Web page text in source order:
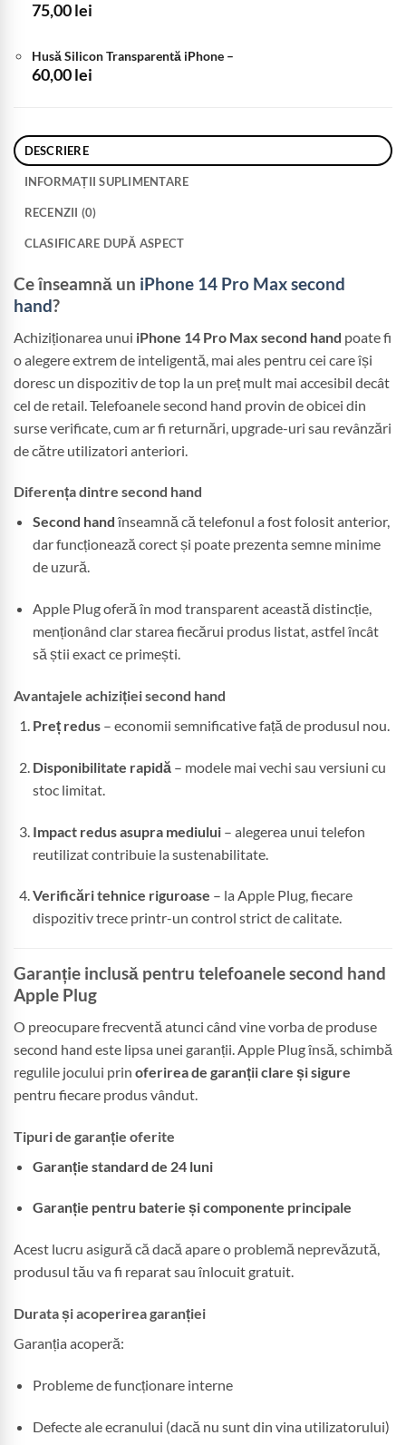
75,00lei
Husă Silicon Transparentă iPhone –
60,00lei
DESCRIERE
INFORMAȚII SUPLIMENTARE
RECENZII (0)
CLASIFICARE DUPĂ ASPECT
Ce înseamnă un iPhone 14 Pro Max second
hand?
Achiziționarea unui iPhone 14 Pro Max second hand poate fi
o alegere extrem de inteligentă, mai ales pentru cei care își
doresc un dispozitiv de top la un preț mult mai accesibil decât
cel de retail. Telefoanele second hand provin de obicei din
surse verificate, cum ar fi returnări, upgrade-uri sau revânzări
de către utilizatori anteriori.
Diferența dintre second hand
Second hand înseamnă că telefonul a fost folosit anterior,
dar funcționează corect și poate prezenta semne minime
de uzură.
Apple Plug oferă în mod transparent această distincție,
menționând clar starea fiecărui produs listat, astfel încât
să știi exact ce primești.
Avantajele achiziției second hand
Preț redus– economii semnificative față de produsul nou.
Disponibilitate rapidă – modele mai vechi sau versiuni cu
stoc limitat.
Impact redus asupra mediului– alegerea unui telefon
reutilizat contribuie la sustenabilitate.
Verificări tehnice riguroase – la Apple Plug, fiecare
dispozitiv trece printr-un control strict de calitate.
Garanție inclusă pentru telefoanele second hand
Apple Plug
O preocupare frecventă atunci când vine vorba de produse
second hand este lipsa unei garanții. Apple Plug însă, schimbă
regulile jocului prin oferirea de garanții clare și sigure
pentru fiecare produs vândut.
Tipuri de garanție oferite
Garanție standard de 24 luni
Garanție pentru baterie și componente principale
Acest lucru asigură că dacă apare o problemă neprevăzută,
produsul tău va fi reparat sau înlocuit gratuit.
Durata și acoperirea garanției
Garanția acoperă:
Probleme de funcționare interne
Defecte ale ecranului (dacă nu sunt din vina utilizatorului)